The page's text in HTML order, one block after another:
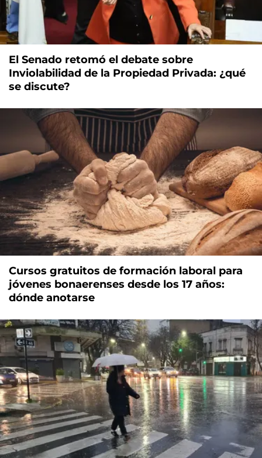
El Senado retomó el debate sobre
Inviolabilidad de la Propiedad Privada: ¿qué
se discute?
Cursos gratuitos de formación laboral para
jóvenes bonaerenses desde los 17 años:
dónde anotarse